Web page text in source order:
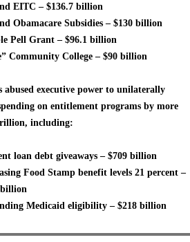
EITC – $136.7 billion
Obamacare Subsidies – $130 billion
Pell Grant – $96.1 billion
Community College – $90 billion
abused executive power to unilaterally
on entitlement programs by more
including:
loan debt giveaways – $709 billion
Food Stamp benefit levels 21 percent –
Medicaid eligibility – $218 billion